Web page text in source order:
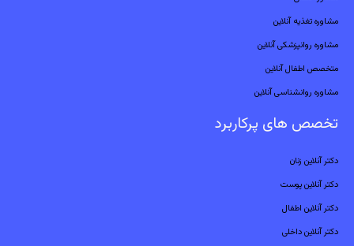
مشاوره تغذیه آنلاین
مشاوره روانپزشکی آنلاین
متخصص اطفال آنلاین
مشاوره روانشناسی آنلاین
تخصص های پرکاربرد
دکتر آنلاین زنان
دکتر آنلاین پوست
دکتر آنلاین اطفال
دکتر آنلاین داخلی